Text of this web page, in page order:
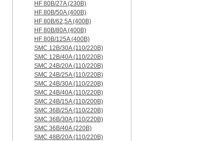
HF 80B/27A (230B)
HF 80B/50A (400B)
HF 80B/62,5A (400B)
HF 80B/80A (400B)
HF 80B/125A (400B)
SMC 12B/30A (110/220B)
SMC 12B/40A (110/220B)
SMC 24B/20A (110/220B)
SMC 24B/25A (110/220B)
SMC 24B/30A (110/220B)
SMC 24B/40A (110/220B)
SMC 24B/15A (110/200B)
SMC 36B/25A (110/220B)
SMC 36B/30A (110/220B)
SMC 36B/40A (220B)
SMC 48B/20A (110/220B)